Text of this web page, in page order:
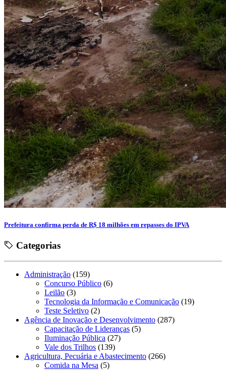
Prefeitura confirma perda de R$ 18 milhões em repasses do IPVA
Categorias
Administração (159)
Concurso Público (6)
Leilão (3)
Tecnologia da Informação e Comunicação (19)
Teste Seletivo (2)
Agência de Inovação e Desenvolvimento (287)
Capacitação de Lideranças (5)
Iluminação Pública (27)
Vale dos Trilhos (139)
Agricultura, Pecuária e Abastecimento (266)
Comida na Mesa (5)